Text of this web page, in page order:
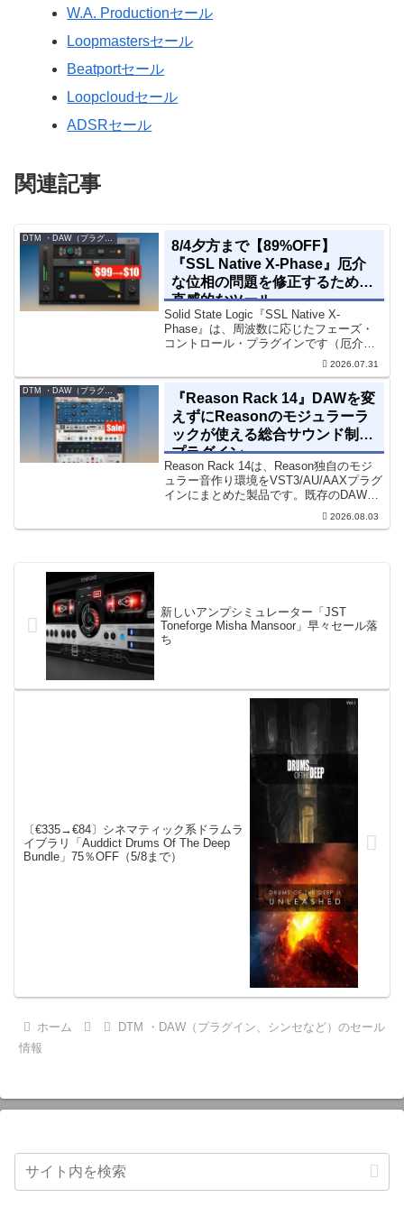
W.A. Productionセール
Loopmastersセール
Beatportセール
Loopcloudセール
ADSRセール
関連記事
DTM ・DAW（プラグイン、シンセなど）のセール情報
8/4夕方まで【89%OFF】
『SSL Native X-Phase』厄介
な位相の問題を修正するための
直感的なツール
Solid State Logic『SSL Native X-
Phase』は、周波数に応じたフェーズ・
コントロール・プラグインです（厄介な
位相の問題を修正するための直感的なツ
2026.07.31
『Reason Rack 14』DAWを変
えずにReasonのモジュラーラ
ックが使える総合サウンド制作
プラグイン
Reason Rack 14は、Reason独自のモジ
ュラー音作り環境をVST3/AU/AAXプラグ
インにまとめた製品です。既存のDAWを
乗り換えることなく、68種類のシンセや
エフェクト、CV配線をそのままトラック
2026.08.03
新しいアンプシミュレーター「JST
Toneforge Misha Mansoor」早々セール落
ち
〔€335→€84〕シネマティック系ドラムラ
イブラリ「Auddict Drums Of The Deep
Bundle」75％OFF（5/8まで）
ホーム
DTM ・DAW（プラグイン、シンセなど）のセール
情報